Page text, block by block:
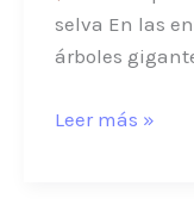
selva En las
árboles
Leer más »